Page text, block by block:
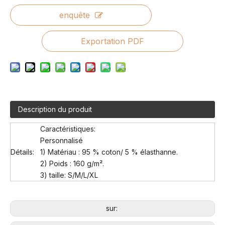
enquête
Exportation PDF
Description du produit
Détails:
Caractéristiques:
Personnalisé
1) Matériau : 95 % coton/ 5 % élasthanne.
2) Poids : 160 g/m².
3) taille: S/M/L/XL
sur: